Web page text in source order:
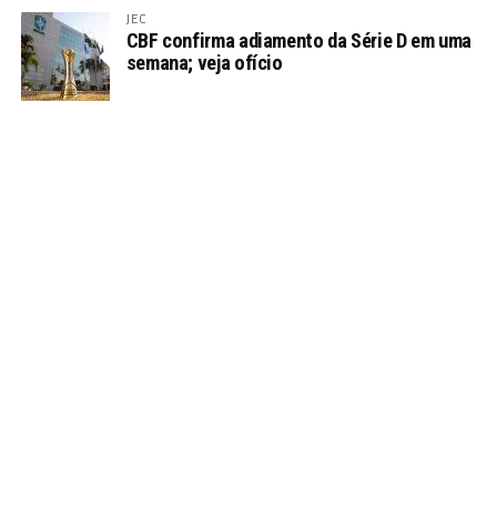
JEC
CBF confirma adiamento da Série D em uma
semana; veja ofício